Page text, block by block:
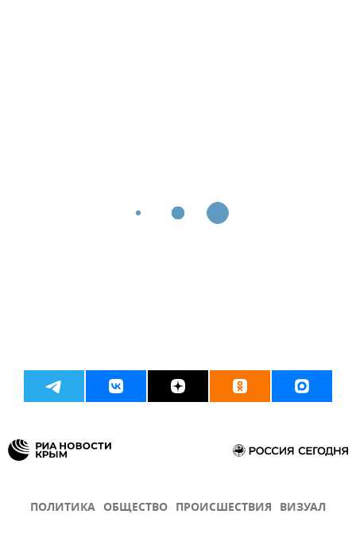
ПОЛИТИКА ОБЩЕСТВО ПРОИСШЕСТВИЯ ВИЗУАЛ